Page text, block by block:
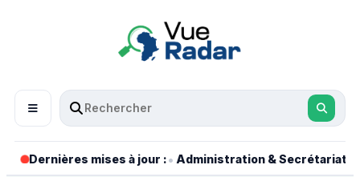
Dernières mises à jour :• Administration & Secrétariat